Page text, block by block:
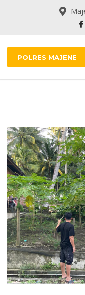
POLRES MAJENE